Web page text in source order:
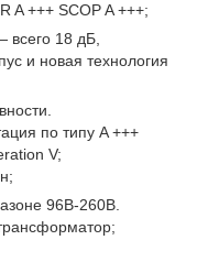
A +++ SCOP A +++;
всего 18 дБ,
и новая технология
по типу A +++
V;
96В-260В.